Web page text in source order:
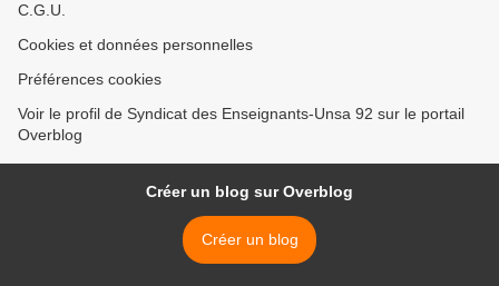
C.G.U.
Cookies et données personnelles
Préférences cookies
Voir le profil de Syndicat des Enseignants-Unsa 92 sur le portail
Overblog
Créer un blog sur Overblog
Créer un blog